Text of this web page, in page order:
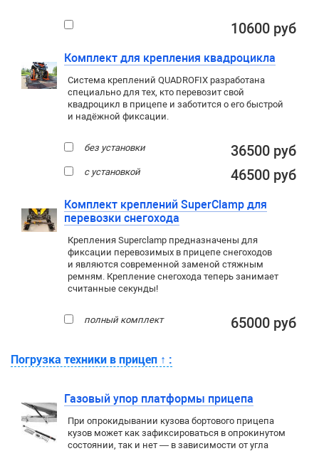
10600 руб
Комплект для крепления квадроцикла
Система креплений QUADROFIX разработана
специально для тех, кто перевозит свой
квадроцикл в прицепе и заботится о его быстрой
и надёжной фиксации.
без установки 36500 руб
с установкой 46500 руб
Комплект креплений SuperClamp для
перевозки снегохода
Крепления Superclamp предназначены для
фиксации перевозимых в прицепе снегоходов
и являются современной заменой стяжным
ремням. Крепление снегохода теперь занимает
считанные секунды!
полный комплект 65000 руб
Погрузка техники в прицеп ↑ :
Газовый упор платформы прицепа
При опрокидывании кузова бортового прицепа
кузов может как зафиксироваться в опрокинутом
состоянии, так и нет — в зависимости от угла